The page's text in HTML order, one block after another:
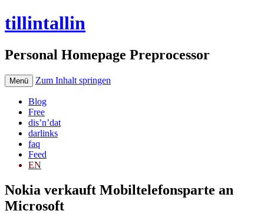
tillintallin
Personal Homepage Preprocessor
Menü Zum Inhalt springen
Blog
Free
dis’n’dat
darlinks
faq
Feed
EN
Nokia verkauft Mobiltelefonsparte an
Microsoft